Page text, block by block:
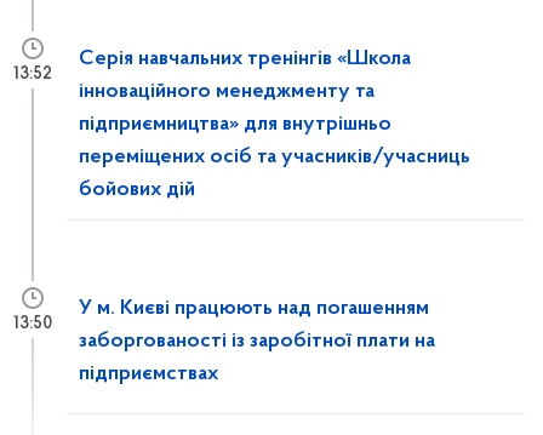
Серія навчальних тренінгів «Школа
інноваційного менеджменту та
підприємництва» для внутрішньо
переміщених осіб та учасників/учасниць
бойових дій
13:52
У м. Києві працюють над погашенням
заборгованості із заробітної плати на
підприємствах
13:50